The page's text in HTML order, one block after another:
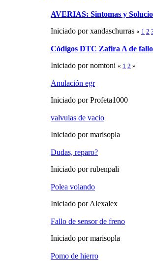
AVERIAS: Sintomas y
Iniciado por xandaschurras « 1 2
Códigos DTC Zafira A de
Iniciado por nomtoni « 1 2 »
Anulación egr
Iniciado por Profeta1000
valvulas de vacio
Iniciado por marisopla
Dudas, reparo?
Iniciado por rubenpali
Polea volando
Iniciado por Alexalex
Fallo de sensor de freno
Iniciado por marisopla
Pomo de hierro